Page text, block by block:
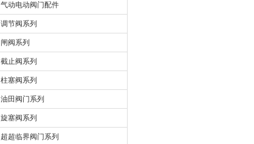
气动电动阀门配件
调节阀系列
闸阀系列
截止阀系列
柱塞阀系列
油田阀门系列
旋塞阀系列
超超临界阀门系列